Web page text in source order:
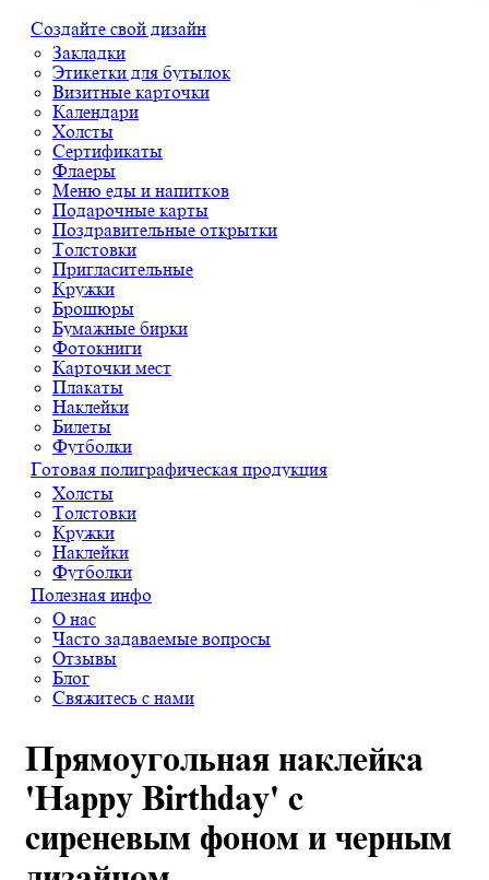
Создайте свой дизайн
Закладки
Этикетки для бутылок
Визитные карточки
Календари
Холсты
Сертификаты
Флаеры
Меню еды и напитков
Подарочные карты
Поздравительные открытки
Толстовки
Пригласительные
Кружки
Брошюры
Бумажные бирки
Фотокниги
Карточки мест
Плакаты
Наклейки
Билеты
Футболки
Готовая полиграфическая продукция
Холсты
Толстовки
Кружки
Наклейки
Футболки
Полезная инфо
О нас
Часто задаваемые вопросы
Отзывы
Блог
Свяжитесь с нами
Прямоугольная наклейка
'Happy Birthday' с
сиреневым фоном и черным